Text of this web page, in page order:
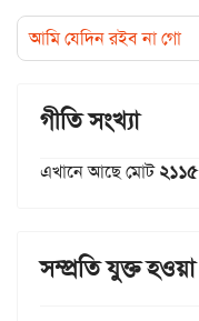
আমি যেদিন রইব না গো
গীতি সংখ্যা
এখানে আছে মোট
সম্প্রতি যুক্ত